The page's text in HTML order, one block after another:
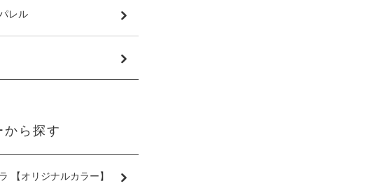
レル
から探す
【オリジナルカラー】